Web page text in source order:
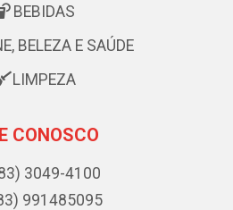
BEBIDAS
BELEZA E SAÚDE
LIMPEZA
CONOSCO
3049-4100
991485095